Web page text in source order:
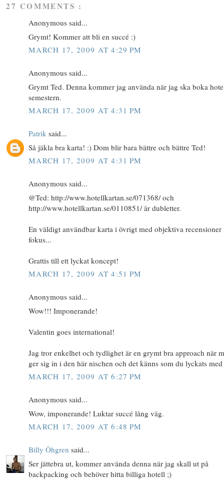
27 COMMENTS :
Anonymous said...
Grymt! Kommer att bli en succé :)
MARCH 17, 2009 AT 4:29 PM
Anonymous said...
Grymt Ted. Denna kommer jag använda när jag ska boka
semestern.
MARCH 17, 2009 AT 4:31 PM
Patrik said...
Så jäkla bra karta! :) Dom blir bara bättre och bättre Ted!
MARCH 17, 2009 AT 4:31 PM
Anonymous said...
@Ted: http://www.hotellkartan.se/071368/ och
http://www.hotellkartan.se/0110851/ är dubletter.
En väldigt användbar karta i övrigt med objektiva recensioner
fokus...
Grattis till ett lyckat koncept!
MARCH 17, 2009 AT 4:51 PM
Anonymous said...
Wow!!! Imponerande!
Valentin goes international!
Jag tror enkelhet och tydlighet är en grymt bra approach när
ger sig in i den här nischen och det känns som du lyckats
MARCH 17, 2009 AT 6:27 PM
Anonymous said...
Wow, imponerande! Luktar succé lång väg.
MARCH 17, 2009 AT 6:48 PM
Billy Öhgren said...
Ser jättebra ut, kommer använda denna när jag skall ut på
backpacking och behöver hitta billiga hotell ;)